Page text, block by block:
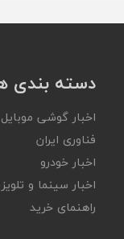
دسته بندی
اخبار گوشی موبایل
فناوری ایران
اخبار خودرو
اخبار سینما و
راهنمای خرید